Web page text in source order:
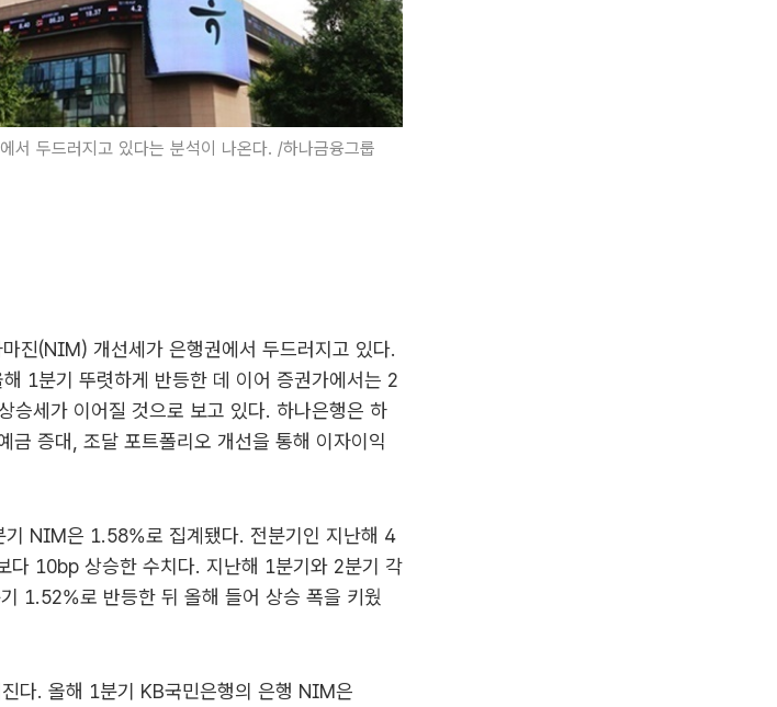
서 두드러지고 있다는 분석이 나온다. /하나금융그룹
진(NIM) 개선세가 은행권에서 두드러지고 있다.
1분기 뚜렷하게 반등한 데 이어 증권가에서는 2
승세가 이어질 것으로 보고 있다. 하나은행은 하
금 증대, 조달 포트폴리오 개선을 통해 이자이익
기 NIM은 1.58%로 집계됐다. 전분기인 지난해 4
10bp 상승한 수치다. 지난해 1분기와 2분기 각
1.52%로 반등한 뒤 올해 들어 상승 폭을 키웠
다. 올해 1분기 KB국민은행의 은행 NIM은